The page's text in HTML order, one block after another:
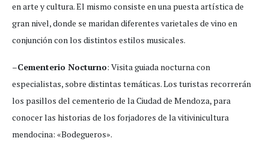
en arte y cultura. El mismo consiste en una puesta artística de
gran nivel, donde se maridan diferentes varietales de vino en
conjunción con los distintos estilos musicales.
–Cementerio Nocturno: Visita guiada nocturna con
especialistas, sobre distintas temáticas. Los turistas recorrerán
los pasillos del cementerio de la Ciudad de Mendoza, para
conocer las historias de los forjadores de la vitivinicultura
mendocina: «Bodegueros».